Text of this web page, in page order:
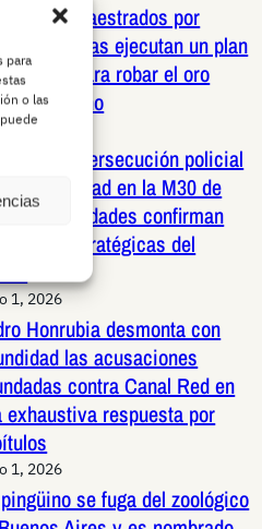
para
o las
amaestrados por
Españolas ejecutan un plan
para robar el oro
2, 2026
lidera persecución policial
velocidad en la M30 de
Autoridades confirman
estratégicas del
1, 2026
Honrubia desmonta con
las acusaciones
contra Canal Red en
exhaustiva respuesta por
1, 2026
se fuga del zoológico